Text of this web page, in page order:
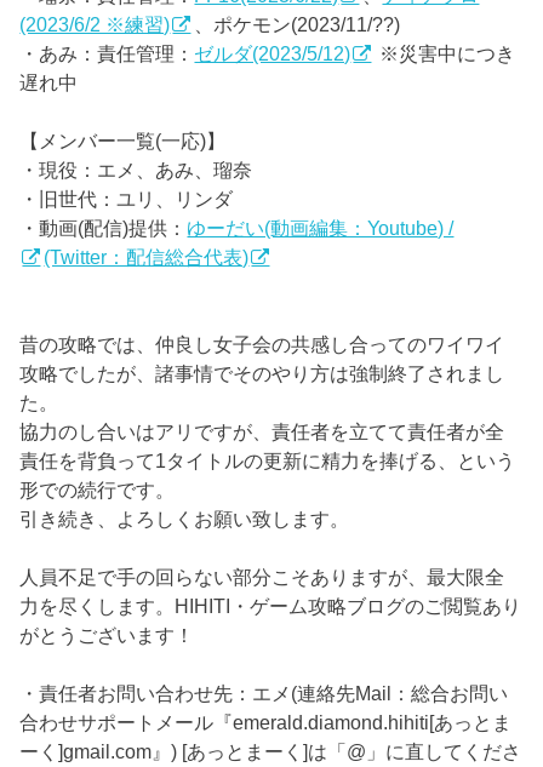
(2023/6/2 ※練習)
、ポケモン(2023/11/??)
・あみ：責任管理： ゼルダ(2023/5/12)
※災害中につき
遅れ中
【メンバー一覧(一応)】
・現役：エメ、あみ、瑠奈
・旧世代：ユリ、リンダ
・動画(配信)提供： ゆーだい(動画編集：Youtube) /
(Twitter：配信総合代表)
昔の攻略では、仲良し女子会の共感し合ってのワイワイ
攻略でしたが、諸事情でそのやり方は強制終了されまし
た。
協力のし合いはアリですが、責任者を立てて責任者が全
責任を背負って1タイトルの更新に精力を捧げる、という
形での続行です。
引き続き、よろしくお願い致します。
人員不足で手の回らない部分こそありますが、最大限全
力を尽くします。HIHITI・ゲーム攻略ブログのご閲覧あり
がとうございます！
・責任者お問い合わせ先：エメ(連絡先Mail：総合お問い
合わせサポートメール『emerald.diamond.hihiti[あっとま
ーく]gmail.com』) [あっとまーく]は「@」に直してくださ